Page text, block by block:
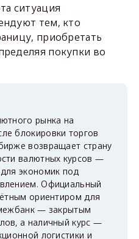
ситуация
тем, кто
приобретать
покупки во
рынка на
блокировки торгов
возвращает страну
валютных курсов —
экономик под
Официальный
ориентиром для
— закрытым
а наличный курс —
логистики и